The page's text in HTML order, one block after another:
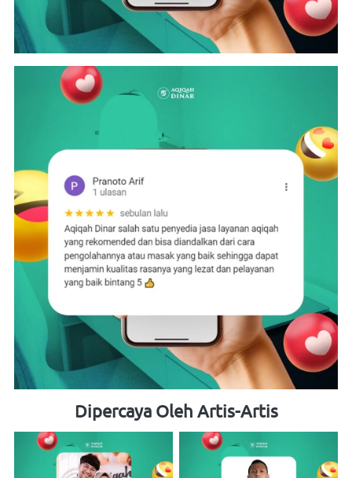
Dipercaya Oleh Artis-Artis